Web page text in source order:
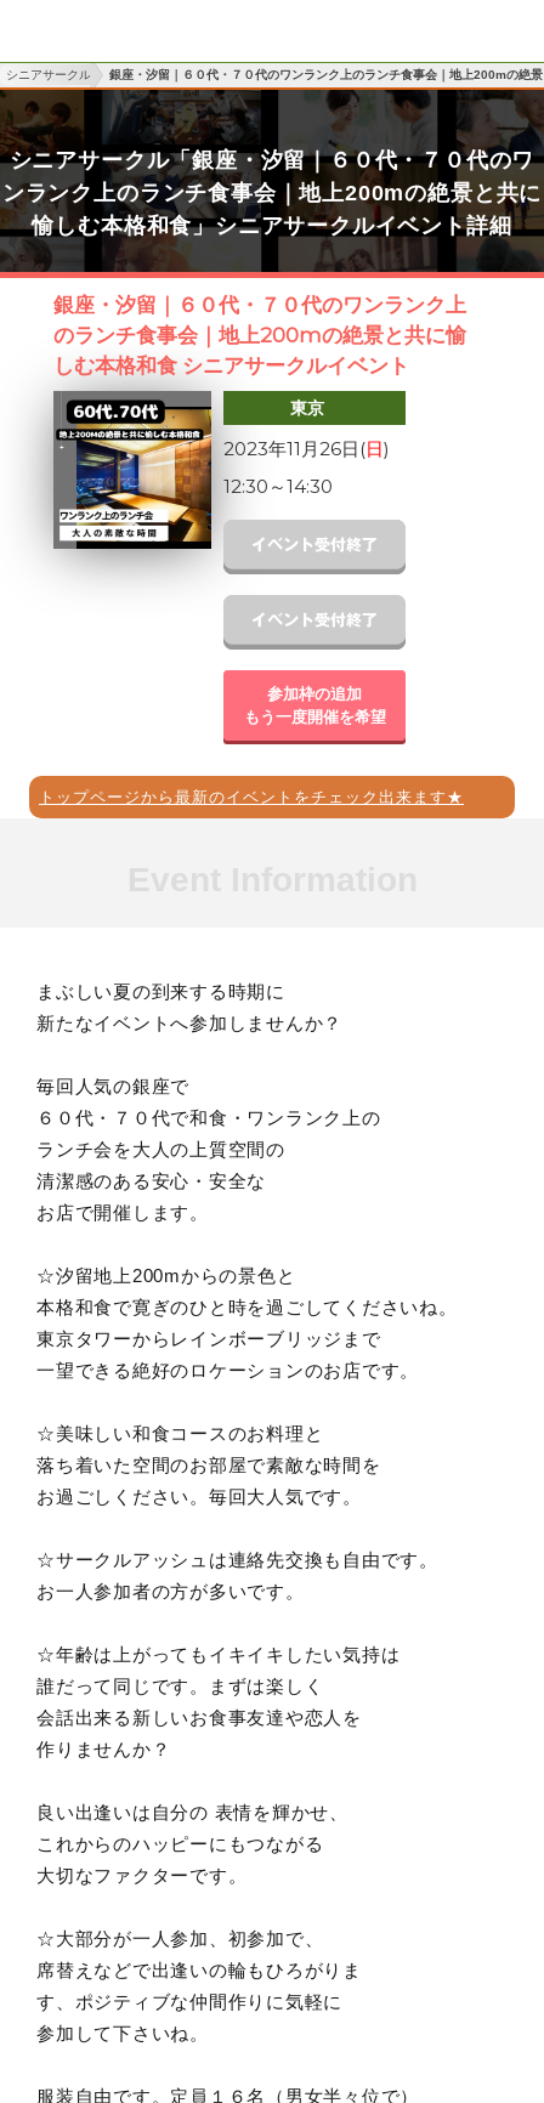
シニアサークル 銀座・汐留｜６０代・７０代のワンランク上のランチ食事会｜地上200mの絶
シニアサークル「銀座・汐留｜６０代・７０代のワ
ンランク上のランチ食事会｜地上200mの絶景と共に
愉しむ本格和食」シニアサークルイベント詳細
銀座・汐留｜６０代・７０代のワンランク上
のランチ食事会｜地上200mの絶景と共に愉
しむ本格和食 シニアサークルイベント
東京
2023年11月26日(日)
12:30 ～14:30
参加枠の追加
もう一度開催を希望
トップページから最新のイベントをチェック出来ます★
まぶしい夏の到来する時期に
新たなイベントへ参加しませんか？
毎回人気の銀座で
６０代・７０代で和食・ワンランク上の
ランチ会を大人の上質空間の
清潔感のある安心・安全な
お店で開催します。
☆汐留地上200mからの景色と
本格和食で寛ぎのひと時を過ごしてくださいね。
東京タワーからレインボーブリッジまで
一望できる絶好のロケーションのお店です。
☆美味しい和食コースのお料理と
落ち着いた空間のお部屋で素敵な時間を
お過ごしください。毎回大人気です。
☆サークルアッシュは連絡先交換も自由です。
お一人参加者の方が多いです。
☆年齢は上がってもイキイキしたい気持は
誰だって同じです。まずは楽しく
会話出来る新しいお食事友達や恋人を
作りませんか？
良い出逢いは自分の 表情を輝かせ、
これからのハッピーにもつながる
大切なファクターです。
☆大部分が一人参加、初参加で、
席替えなどで出逢いの輪もひろがりま
す、ポジティブな仲間作りに気軽に
参加して下さいね。
服装自由です。定員１６名（男女半々位で）